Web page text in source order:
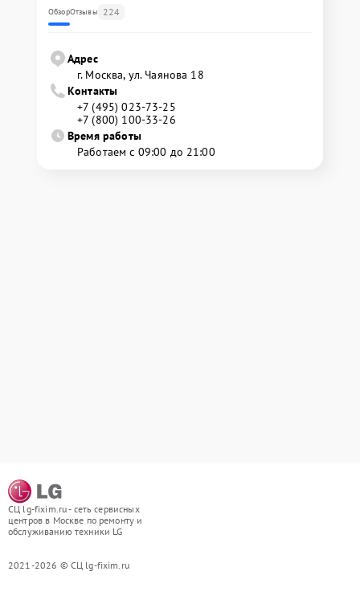
ОбзорОтзывы 224
Адрес
г. Москва, ул. Чаянова 18
Контакты
+7 (495) 023-73-25
+7 (800) 100-33-26
Время работы
Работаем с 09:00 до 21:00
СЦ lg-fixim.ru - сеть сервисных
центров в Москве по ремонту и
обслуживанию техники LG
2021-2026 © СЦ lg-fixim.ru